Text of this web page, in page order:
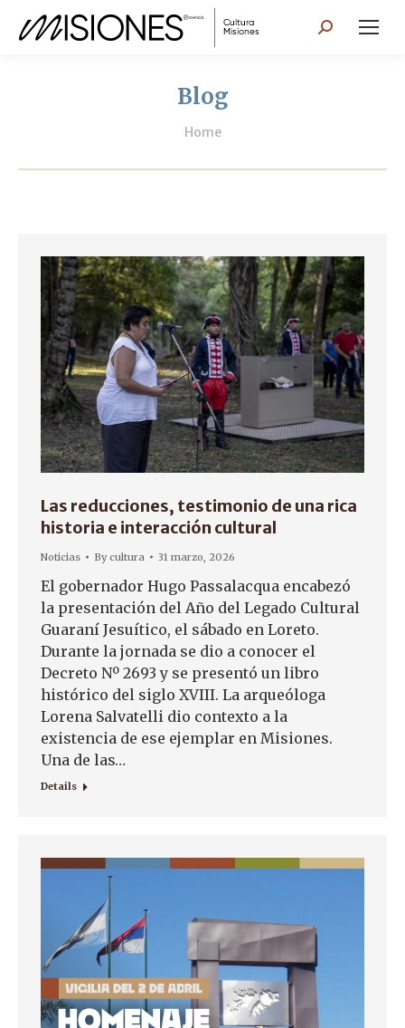
Search:
Blog
You are here:
Home
Las reducciones, testimonio de una rica
historia e interacción cultural
Noticias Bycultura 31 marzo, 2026
El gobernador Hugo Passalacqua encabezó
la presentación del Año del Legado Cultural
Guaraní Jesuítico, el sábado en Loreto.
Durante la jornada se dio a conocer el
Decreto Nº 2693 y se presentó un libro
histórico del siglo XVIII. La arqueóloga
Lorena Salvatelli dio contexto a la
existencia de ese ejemplar en Misiones.
Una de las…
Details